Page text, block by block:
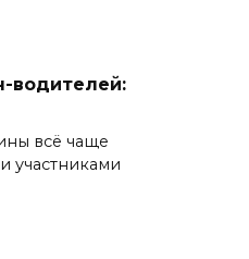
водителей:
всё чаще
участниками